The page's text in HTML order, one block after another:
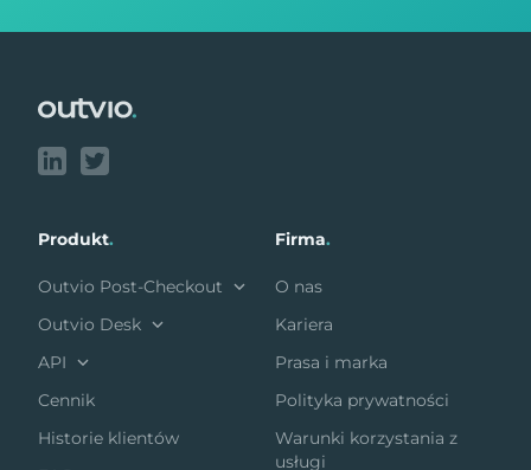
Produkt.
Outvio Post-Checkout
Outvio Desk
API
Cennik
Historie klientów
Firma.
O nas
Kariera
Prasa i marka
Polityka prywatności
Warunki korzystania z
usługi